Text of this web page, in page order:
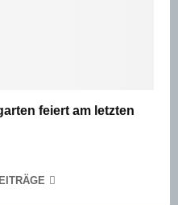
feiert am letzten